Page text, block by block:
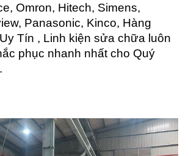
Omron, Hitech, Simens,
Panasonic, Kinco, Hàng
Tín , Linh kiện sửa chữa luôn
phục nhanh nhất cho Quý